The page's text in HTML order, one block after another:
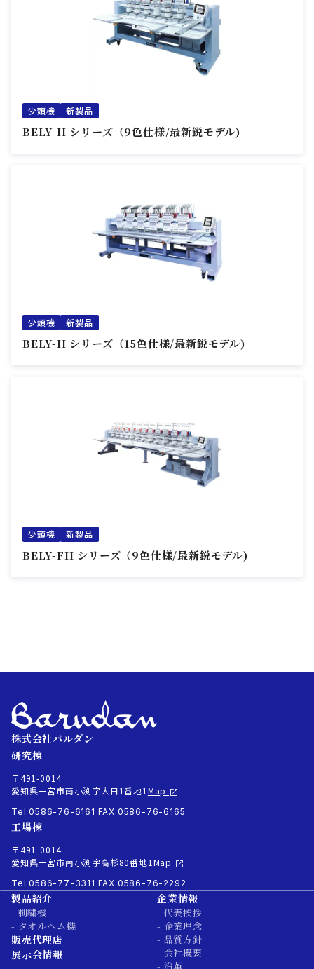
少頭機 新製品
BELY-II シリーズ（9色仕様/最新鋭モデル)
少頭機 新製品
BELY-II シリーズ（15色仕様/最新鋭モデル)
少頭機 新製品
BELY-FII シリーズ（9色仕様/最新鋭モデル)
株式会社バルダン
研究棟
〒491-0014
愛知県一宮市南小渕字大日1番地1 Map
Tel.0586-76-6161 FAX.0586-76-6165
工場棟
〒491-0014
愛知県一宮市南小渕字高杉80番地1 Map
Tel.0586-77-3311 FAX.0586-76-2292
製品紹介
- 刺繍機
- タオルヘム機
販売代理店
展示会情報
企業情報
- 代表挨拶
- 企業理念
- 品質方針
- 会社概要
- 沿革